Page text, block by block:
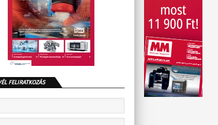
FELIRATKOZÁS